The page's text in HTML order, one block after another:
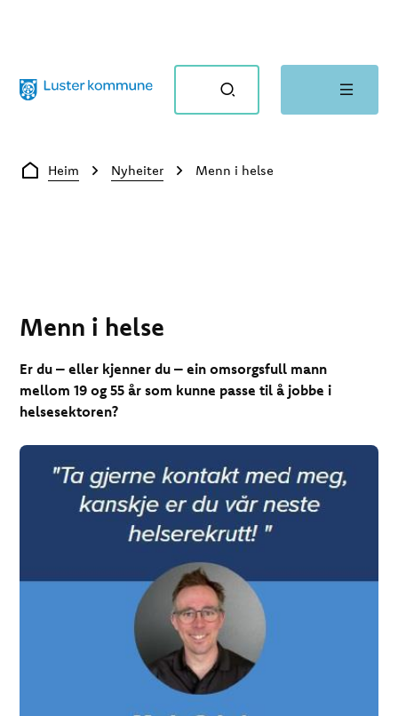
Du er her:
Heim Nyheiter Menn i helse
Menn i helse
Er du – eller kjenner du – ein omsorgsfull mann
mellom 19 og 55 år som kunne passe til å jobbe i
helsesektoren?